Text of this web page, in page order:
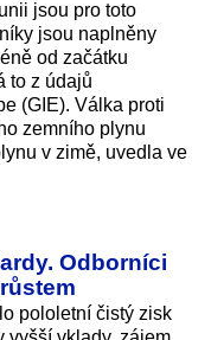
jsou pro toto
jsou naplněny
od začátku
to z údajů
(GIE). Válka proti
zemního plynu
v zimě, uvedla ve
Odborníci
pololetní čistý zisk